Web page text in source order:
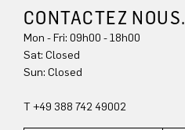
CONTACTEZ NOUS.
Mon - Fri: 09h00 - 18h00
Sat: Closed
Sun: Closed
T +49 388 742 49002